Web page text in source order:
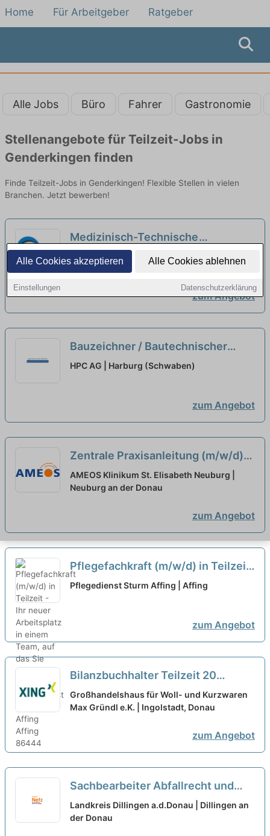
Alle Cookies akzeptieren Alle Cookies ablehnen
Einstellungen Datenschutzerklärung
Home Für Arbeitgeber Ratgeber
Alle Jobs Büro Fahrer Gastronomie
Stellenangebote für Teilzeit-Jobs in
Genderkingen finden
Finde Teilzeit-Jobs in Genderkingen! Flexible Stellen in vielen
Branchen. Jetzt bewerben!
Medizinisch-Technische
Laboratoriumsassistenz (m/w/d) in
Teilzeit - Kommen Sie in unser
Kreisklinik Wertingen | Wertingen
zum Angebot
Bauzeichner / Bautechnischer
Konstrukteur / CAD-Zeichner
HPC AG | Harburg (Schwaben)
zum Angebot
Zentrale Praxisanleitung (m/w/d)
in der Kinder- und Jugendmedizin
in Teilzeit - Gestalten Sie mit uns
AMEOS Klinikum St. Elisabeth Neuburg |
Neuburg an der Donau
zum Angebot
Pflegefachkraft (m/w/d) in Teilzeit
- Ihr neuer Arbeitsplatz in einem
Pflegedienst Sturm Affing | Affing
zum Angebot
Bilanzbuchhalter Teilzeit 20
Std./Woche (m/w/d) neu
Großhandelshaus für Woll- und Kurzwaren
Max Gründl e.K. | Ingolstadt, Donau
zum Angebot
Sachbearbeiter Abfallrecht und
Immissionschutzrecht (m/w/d)
Teilzeit
Landkreis Dillingen a.d.Donau | Dillingen an
der Donau